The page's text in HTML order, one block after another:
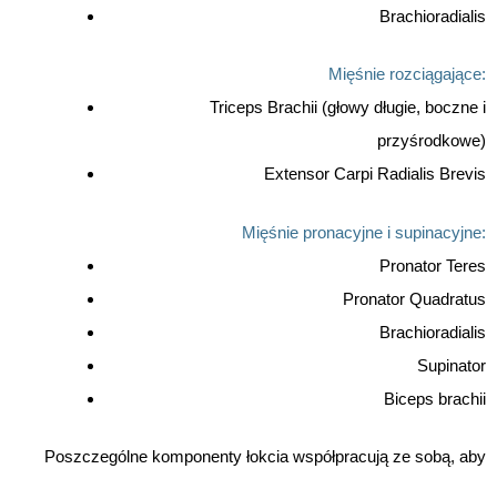
Brachioradialis
Mięśnie rozciągające:
Triceps Brachii (głowy długie, boczne i
przyśrodkowe)
Extensor Carpi Radialis Brevis
Mięśnie pronacyjne i supinacyjne:
Pronator Teres
Pronator Quadratus
Brachioradialis
Supinator
Biceps brachii
Poszczególne komponenty łokcia współpracują ze sobą, aby